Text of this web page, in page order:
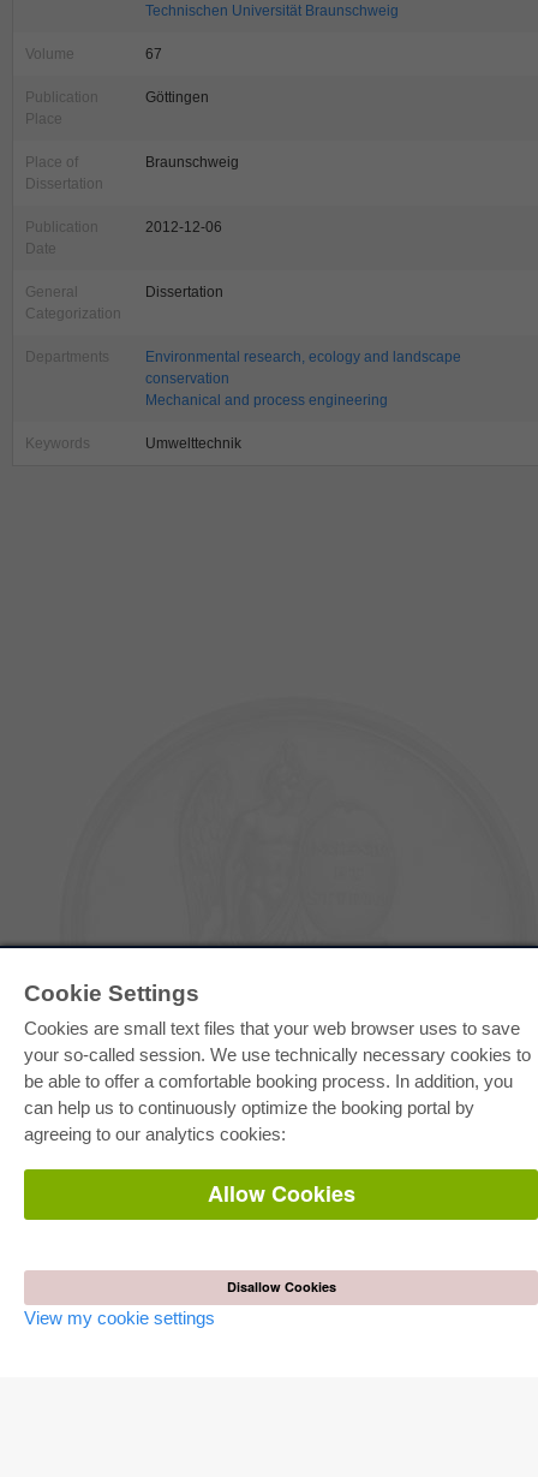
Cookie Settings
Cookies are small text files that your web browser uses to save
your so-called session. We use technically necessary cookies to
be able to offer a comfortable booking process. In addition, you
can help us to continuously optimize the booking portal by
agreeing to our analytics cookies:
Allow Cookies
Disallow Cookies
View my cookie settings
Technischen Universität Braunschweig
Volume 67
Publication
Place
Göttingen
Place of
Dissertation
Braunschweig
Publication
Date
2012-12-06
General
Categorization
Dissertation
Departments
Environmental research, ecology and landscape
conservation
Mechanical and process engineering
Keywords Umwelttechnik
Department Packages
E-Book Delivery
Frequently Asked Questions (FAQ)
ONLINE STORE
All authors
Publish habilitation
Publish conference proceedings